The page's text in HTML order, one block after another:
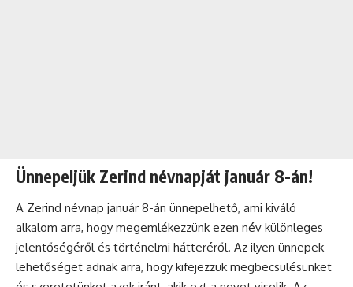
Ünnepeljük Zerind névnapját január 8-án!
A Zerind névnap január 8-án ünnepelhető, ami kiváló
alkalom arra, hogy megemlékezzünk ezen név különleges
jelentőségéről és történelmi hátteréről. Az ilyen ünnepek
lehetőséget adnak arra, hogy kifejezzük megbecsülésünket